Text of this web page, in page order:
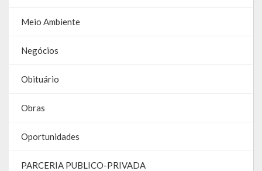
Meio Ambiente
Negócios
Obituário
Obras
Oportunidades
PARCERIA PUBLICO-PRIVADA